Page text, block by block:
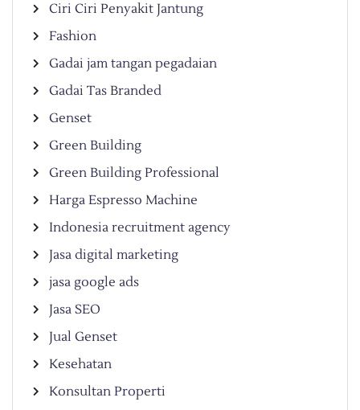
Ciri Ciri Penyakit Jantung
Fashion
Gadai jam tangan pegadaian
Gadai Tas Branded
Genset
Green Building
Green Building Professional
Harga Espresso Machine
Indonesia recruitment agency
Jasa digital marketing
jasa google ads
Jasa SEO
Jual Genset
Kesehatan
Konsultan Properti